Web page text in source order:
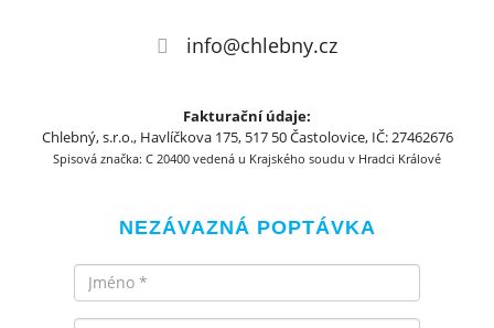
info@chlebny.cz
Fakturační údaje:
Chlebný, s.r.o., Havlíčkova 175, 517 50 Častolovice, IČ: 27462676
Spisová značka: C 20400 vedená u Krajského soudu v Hradci Králové
NEZÁVAZNÁ POPTÁVKA